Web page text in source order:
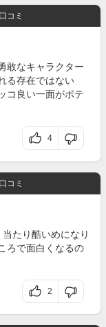
コミ
敢なキャラクター
る存在ではない
コ良い一面がポテ
4
コミ
たり酷いめになり
ろで面白くなるの
2